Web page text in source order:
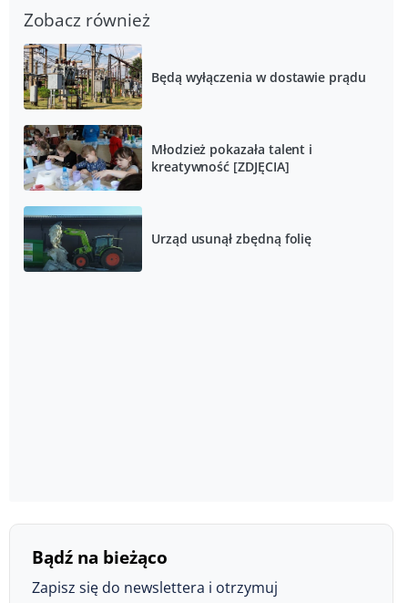
Zobacz również
Będą wyłączenia w dostawie prądu
Młodzież pokazała talent i
kreatywność [ZDJĘCIA]
Urząd usunął zbędną folię
Bądź na bieżąco
Zapisz się do newslettera i otrzymuj